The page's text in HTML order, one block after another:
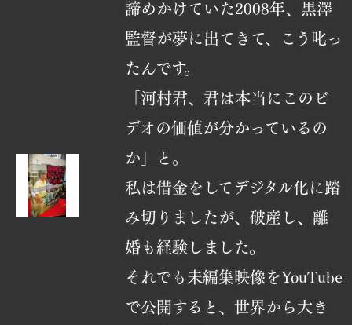
諦めかけていた2008年、黒澤
監督が夢に出てきて、こう叱っ
たんです。
「河村君、君は本当にこのビ
デオの価値が分かっているの
か」と。
私は借金をしてデジタル化に踏
み切りましたが、破産し、離
婚も経験しました。
それでも未編集映像をYouTube
で公開すると、世界から大き